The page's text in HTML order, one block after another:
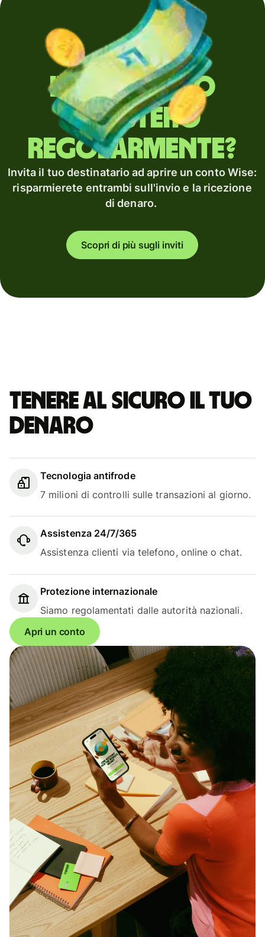
Invii denaro
all'estero
regolarmente?
Invita il tuo destinatario ad aprire un conto Wise:
risparmierete entrambi sull'invio e la ricezione
di denaro.
Scopri di più sugli inviti
Tenere al sicuro il tuo
denaro
Tecnologia antifrode
7 milioni di controlli sulle transazioni al giorno.
Assistenza 24/7/365
Assistenza clienti via telefono, online o chat.
Protezione internazionale
Siamo regolamentati dalle autorità nazionali.
Apri un conto